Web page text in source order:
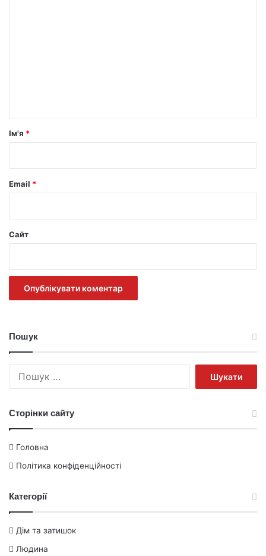
рІм'я *
Email *
Сайт
Пошук
Сторінки сайту
Головна
Політика конфіденційності
Категорії
Дім та затишок
Людина